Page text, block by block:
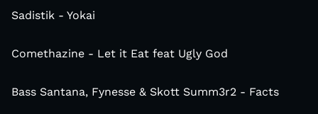
Sadistik - Yokai
Comethazine - Let it Eat feat Ugly God
Bass Santana, Fynesse & Skott Summ3r2 - Facts